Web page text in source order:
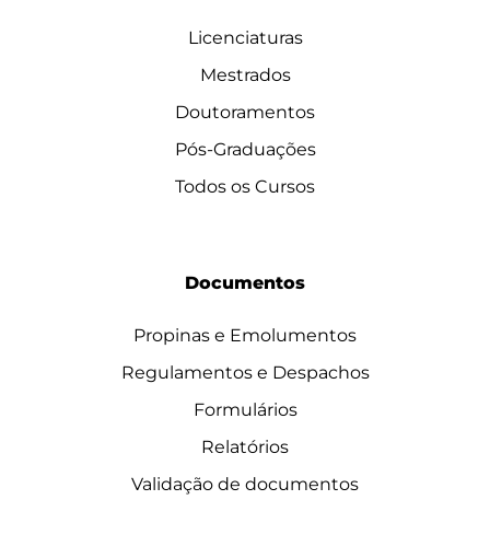
Licenciaturas
Mestrados
Doutoramentos
Pós-Graduações
Todos os Cursos
Documentos
Propinas e Emolumentos
Regulamentos e Despachos
Formulários
Relatórios
Validação de documentos